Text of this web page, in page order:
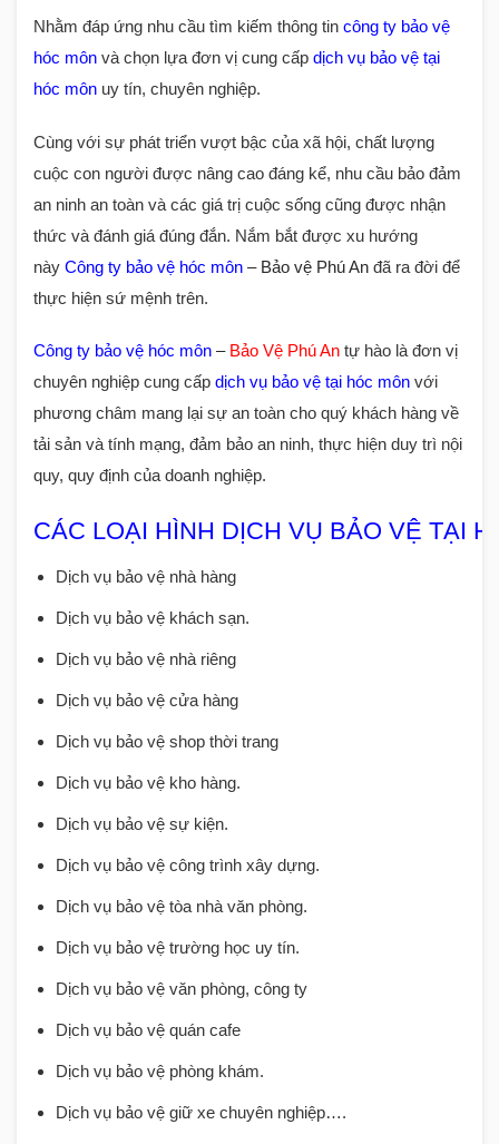
Nhằm đáp ứng nhu cầu tìm kiếm thông tin công ty bảo vệ
hóc môn và chọn lựa đơn vị cung cấp dịch vụ bảo vệ tại
hóc môn uy tín, chuyên nghiệp.
Cùng với sự phát triển vượt bậc của xã hội, chất lượng
cuộc con người được nâng cao đáng kể, nhu cầu bảo đảm
an ninh an toàn và các giá trị cuộc sống cũng được nhận
thức và đánh giá đúng đắn. Nắm bắt được xu hướng
này Công ty bảo vệ hóc môn – Bảo vệ Phú An đã ra đời để
thực hiện sứ mệnh trên.
Công ty bảo vệ hóc môn –Bảo Vệ Phú An tự hào là đơn vị
chuyên nghiệp cung cấp dịch vụ bảo vệ tại hóc môn với
phương châm mang lại sự an toàn cho quý khách hàng về
tải sản và tính mạng, đảm bảo an ninh, thực hiện duy trì nội
quy, quy định của doanh nghiệp.
CÁC LOẠI HÌNH DỊCH VỤ BẢO VỆ TẠI
Dịch vụ bảo vệ nhà hàng
Dịch vụ bảo vệ khách sạn.
Dịch vụ bảo vệ nhà riêng
Dịch vụ bảo vệ cửa hàng
Dịch vụ bảo vệ shop thời trang
Dịch vụ bảo vệ kho hàng.
Dịch vụ bảo vệ sự kiện.
Dịch vụ bảo vệ công trình xây dựng.
Dịch vụ bảo vệ tòa nhà văn phòng.
Dịch vụ bảo vệ trường học uy tín.
Dịch vụ bảo vệ văn phòng, công ty
Dịch vụ bảo vệ quán cafe
Dịch vụ bảo vệ phòng khám.
Dịch vụ bảo vệ giữ xe chuyên nghiệp….